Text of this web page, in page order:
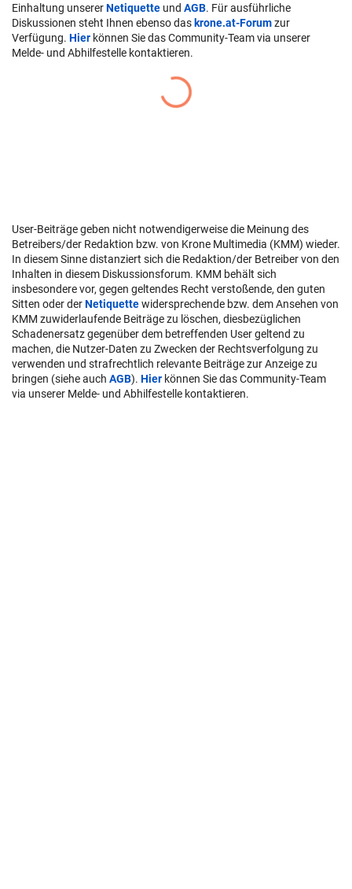
Einhaltung unsererNetiquette und AGB. Für ausführliche
Diskussionen steht Ihnen ebenso das krone.at-Forumzur
Verfügung. Hier können Sie das Community-Team via unserer
Melde- und Abhilfestelle kontaktieren.
User-Beiträge geben nicht notwendigerweise die Meinung des
Betreibers/der Redaktion bzw. von Krone Multimedia (KMM) wieder.
In diesem Sinne distanziert sich die Redaktion/der Betreiber von den
Inhalten in diesem Diskussionsforum. KMM behält sich
insbesondere vor, gegen geltendes Recht verstoßende, den guten
Sitten oder derNetiquettewidersprechende bzw. dem Ansehen von
KMM zuwiderlaufende Beiträge zu löschen, diesbezüglichen
Schadenersatz gegenüber dem betreffenden User geltend zu
machen, die Nutzer-Daten zu Zwecken der Rechtsverfolgung zu
verwenden und strafrechtlich relevante Beiträge zur Anzeige zu
bringen (siehe auch AGB). Hier können Sie das Community-Team
via unserer Melde- und Abhilfestelle kontaktieren.